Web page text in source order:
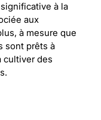
à la
aux
à mesure que
sont prêts à
cultiver des